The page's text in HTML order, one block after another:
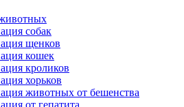
собак
щенков
кошек
кроликов
хорьков
животных от бешенства